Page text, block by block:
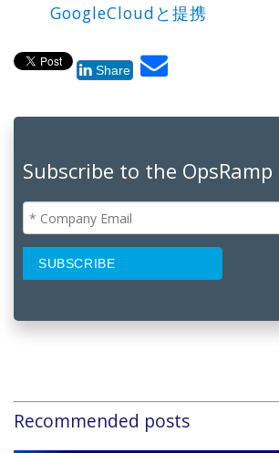
GoogleCloudと提携
Share
Subscribe to the OpsRamp
Recommended posts